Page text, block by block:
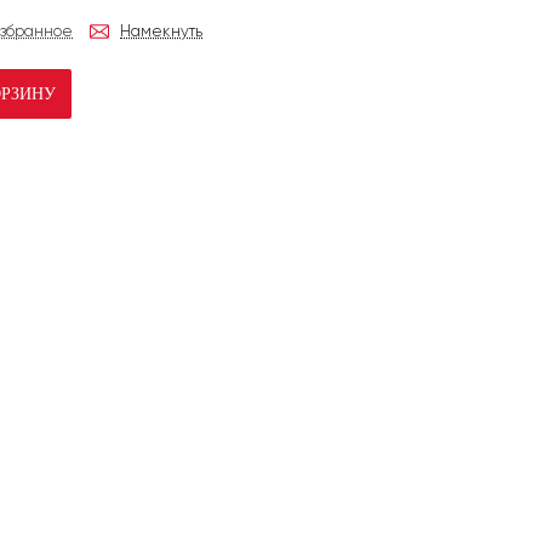
Намекнуть